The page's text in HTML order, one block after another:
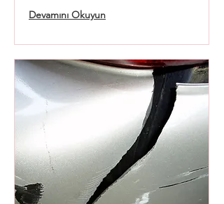
Devamını Okuyun